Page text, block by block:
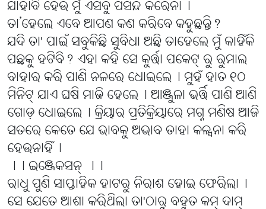
ଯାହାବି ହେଉ ମୁଁ ଏସବୁ ପସନ୍ଦ କରେନା୤
ତା’ହେଲେ ଏବେ ଆପଣ କଣ କରିବେ କହୁଛନ୍ତି?
ଯଦି ତା' ପାଇଁ ସବୁକିଛି ସୁବିଧା ଅଛି ତାହେଲେ ମୁଁ କାହିଁକି
ପଛକୁ ହଟିବି? ଏହା କହି ସେ କୁର୍ତ୍ତା ପକେଟ୍ ରୁ ରୁମାଲ
ବାହାର କରି ପାଣି ନଳରେ ଧୋଇଲେ୤ ମୁହଁ ହାତ ୧୦
ମିନିଟ୍ ଯାଏ ଘଷି ମାଜି ହେଲେ୤ ଆଞ୍ଜୁଳା ଭର୍ତ୍ତି ପାଣି ଆଣି
ଗୋଡ଼ ଧୋଇଲେ୤ କ୍ରିୟାର ପ୍ରତିକ୍ରିୟାରେ ମଗ୍ନ ମଣିଷ ଆଜି
ସତରେ କେତେ ଯେ ଭାବକୁ ଅଭାବ ତାହା କଳ୍ପନା କରି
ହେଉନାହିଁ୤
।। ଇଞ୍ଜେକସନ୍ ।।
ରାଧୁ ପୁଣି ସାପ୍ତାହିକ ହାଟରୁ ନିରାଶ ହୋଇ ଫେରିଲା୤
ସେ ଯେତେ ଆଶା କରିଥିଲା ତା'ଠାରୁ ବହୁତ କମ୍ ଦାମ୍